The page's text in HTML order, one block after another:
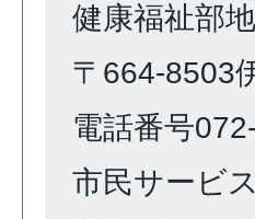
健康福祉部
〒664-8503
電話番号
市民サービ